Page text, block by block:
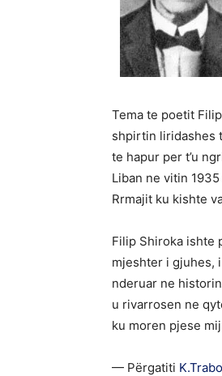
Tema te poetit
shpirtin liridashes
te hapur per t’u
Liban ne vitin
Rrmajit ku kishte
Filip Shiroka ishte
mjeshter i gjuhes,
nderuar ne
u rivarrosen ne
ku moren pjese
— Përgatiti